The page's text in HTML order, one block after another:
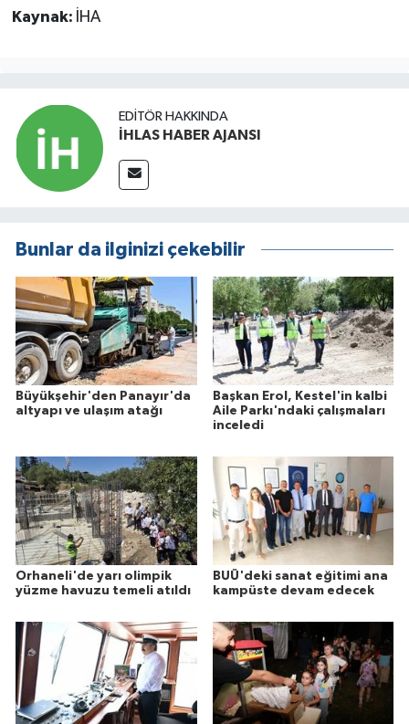
Kaynak: İHA
EDITÖR HAKKINDA
İHLAS HABER AJANSI
Bunlar da ilginizi çekebilir
Büyükşehir'den Panayır'da
altyapı ve ulaşım atağı
Başkan Erol, Kestel'in kalbi
Aile Parkı'ndaki çalışmaları
inceledi
Orhaneli'de yarı olimpik
yüzme havuzu temeli atıldı
BUÜ'deki sanat eğitimi ana
kampüste devam edecek